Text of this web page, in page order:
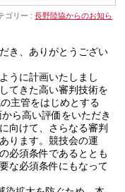
ゴリー :長野陸協からのお知ら
き、ありがとうござい
うに計画いたしまし
てきた高い審判技術を
主管をはじめとする
ら高い評価をいただき
向けて、さらなる審判
ります。競技会の運
必須条件であるととも
な必須条件にもなって